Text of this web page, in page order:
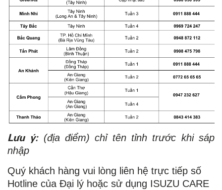
Lưu ý:(địa điểm) chỉ tên tỉnh trước khi sáp
nhập
Quý khách hàng vui lòng liên hệ trực tiếp số
Hotline của Đại lý hoặc sử dụng ISUZU CARE